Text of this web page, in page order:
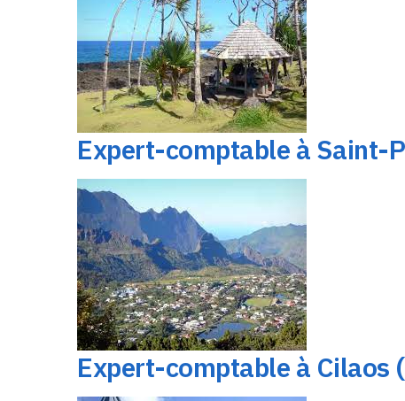
Expert-comptable à Saint-
Expert-comptable à Cilaos